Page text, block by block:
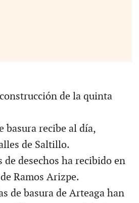
de la quinta
basura recibe al día,
de Saltillo.
de desechos ha recibido en
Ramos Arizpe.
de basura de Arteaga han